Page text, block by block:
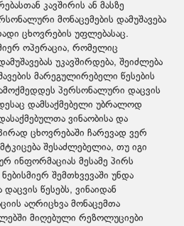
კავშირის ან მასზე
მონაცემების დამუშავება
ცხოვრების უფლებასაც.
ოპერაცია, რომელიც
უკავშირდება, შეიძლება
მარეგულირებელი წესების
პერსონალური დაცვის
დამსაქმებელი უბრალოდ
ვინაობისა და
პირად ცხოვრებაში ჩარევად ვერ
შესაძლებელია, თუ იგი
ინფორმაციას მესამე პირს
შემთხვევაში უნდა
წესებს, ვინაიდან
აღრიცხვა მონაცემთა
მიღებული რეზოლუციები